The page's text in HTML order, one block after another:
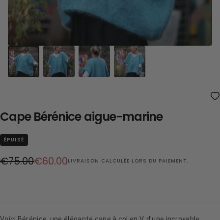
Cape Bérénice aigue-marine
ÉPUISÉ
Prix
€75.00Prix
€60.00LIVRAISON CALCULÉE LORS DU PAIEMENT.